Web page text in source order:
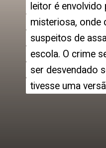
leitor é
misteriosa, onde
suspeitos de
escola. O crime
ser desvendado
tivesse uma
leitor é
misteriosa, onde
suspeitos de
escola. O crime
ser desvendado
tivesse uma